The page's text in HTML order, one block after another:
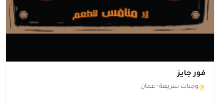
فور جايز
وجبات سريعة · عمان